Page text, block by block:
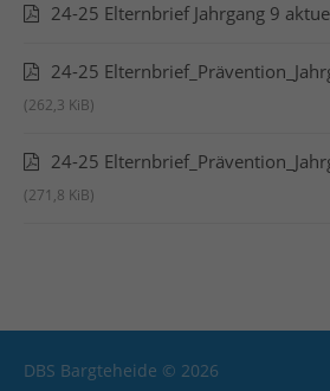
24-25 Elternbrief Jahrgang 9
24-25
(262,3 KiB)
24-25
(271,8 KiB)
DBS Bargteheide © 2026